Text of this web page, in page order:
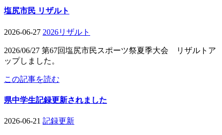
塩尻市民 リザルト
2026-06-27 2026リザルト
2026/06/27 第67回塩尻市民スポーツ祭夏季大会 リザルトア
ップしました。
この記事を読む
県中学生記録更新されました
2026-06-21 記録更新